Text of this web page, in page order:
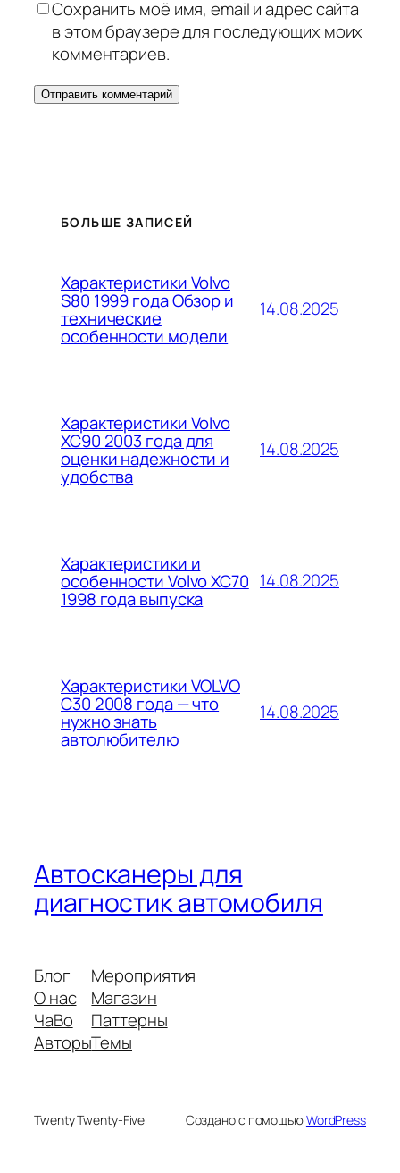
Сохранить моё имя, email и адрес сайта
в этом браузере для последующих моих
комментариев.
БОЛЬШЕ ЗАПИСЕЙ
Характеристики Volvo
S80 1999 года Обзор и
технические
особенности модели
14.08.2025
Характеристики Volvo
XC90 2003 года для
оценки надежности и
удобства
14.08.2025
Характеристики и
особенности Volvo XC70
1998 года выпуска
14.08.2025
Характеристики VOLVO
C30 2008 года — что
нужно знать
автолюбителю
14.08.2025
Автосканеры для
диагностик автомобиля
Блог
О нас
ЧаВо
Авторы
Мероприятия
Магазин
Паттерны
Темы
Twenty Twenty-Five Создано с помощьюWordPress